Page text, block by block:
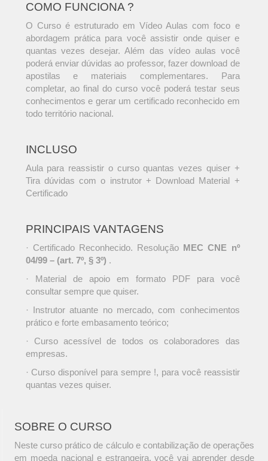
COMO FUNCIONA ?
O Curso é estruturado em Vídeo Aulas com foco e
abordagem prática para você assistir onde quiser e
quantas vezes desejar. Além das vídeo aulas você
poderá enviar dúvidas ao professor, fazer download de
apostilas e materiais complementares. Para
completar, ao final do curso você poderá testar seus
conhecimentos e gerar um certificado reconhecido em
todo território nacional.
INCLUSO
Aula para reassistir o curso quantas vezes quiser +
Tira dúvidas com o instrutor + Download Material +
Certificado
PRINCIPAIS VANTAGENS
· Certificado Reconhecido. Resolução MEC CNE nº
04/99 – (art. 7º, § 3º) .
· Material de apoio em formato PDF para você
consultar sempre que quiser.
· Instrutor atuante no mercado, com conhecimentos
prático e forte embasamento teórico;
· Curso acessível de todos os colaboradores das
empresas.
· Curso disponível para sempre !, para você reassistir
quantas vezes quiser.
SOBRE O CURSO
Neste curso prático de cálculo e contabilização de operações
em moeda nacional e estrangeira, você vai aprender desde